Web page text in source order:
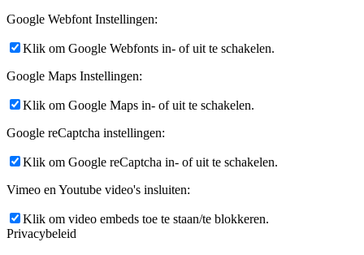
Google Webfont Instellingen:
Klik om Google Webfonts in- of uit te schakelen.
Google Maps Instellingen:
Klik om Google Maps in- of uit te schakelen.
Google reCaptcha instellingen:
Klik om Google reCaptcha in- of uit te schakelen.
Vimeo en Youtube video's insluiten:
Klik om video embeds toe te staan/te blokkeren.
Privacybeleid